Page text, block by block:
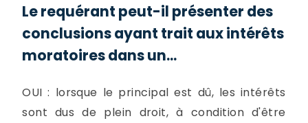
Le requérant peut-il présenter des
conclusions ayant trait aux intérêts
moratoires dans un...
OUI : lorsque le principal est dû, les intérêts
sont dus de plein droit, à condition d'être